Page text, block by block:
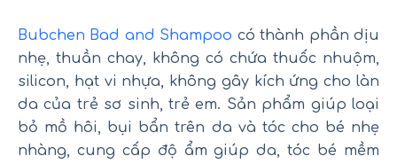
Bubchen Bad and Shampoo có thành phần dịu
nhẹ, thuần chay, không có chứa thuốc nhuộm,
silicon, hạt vi nhựa, không gây kích ứng cho làn
da của trẻ sơ sinh, trẻ em. Sản phẩm giúp loại
bỏ mồ hôi, bụi bẩn trên da và tóc cho bé nhẹ
nhàng, cung cấp độ ẩm giúp da, tóc bé mềm